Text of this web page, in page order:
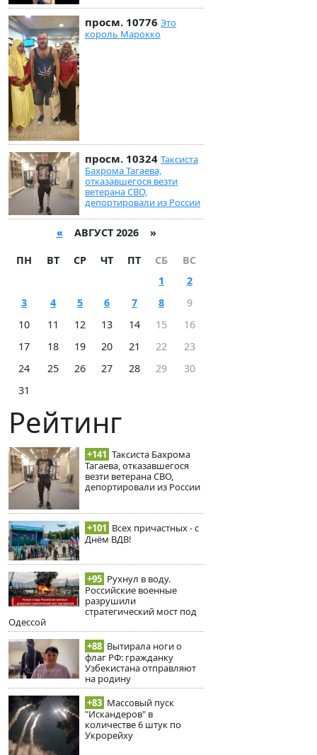
просм. 10776 Это
король Марокко
просм. 10324 Таксиста
Бахрома Тагаева,
отказавшегося везти
ветерана СВО,
депортировали из России
« АВГУСТ 2026 »
ПН ВТ СР ЧТ ПТ СБ
ВС
1
2
3
4 5 6 7 8
9
10
11 12 13 14 15
16
17
18 19 20 21 22
23
24
25 26 27 28 29
30
31
Рейтинг
+141 Таксиста Бахрома
Тагаева, отказавшегося
везти ветерана СВО,
депортировали из России
+101 Всех причастных - с
Днём ВДВ!
+95 Рухнул в воду.
Российские военные
разрушили
стратегический мост под
Одессой
+88 Вытирала ноги о
флаг РФ: гражданку
Узбекистана отправляют
на родину
+83 Массовый пуск
"Искандеров" в
количестве 6 штук по
Укрорейху